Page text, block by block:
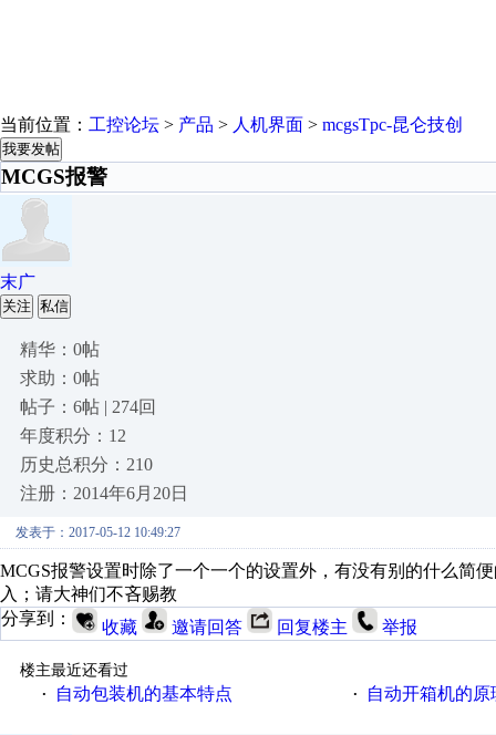
当前位置： 工控论坛 > 产品 > 人机界面 > mcgsTpc-昆仑技创
我要发帖
MCGS报警
末广
关注 私信
精华：0帖
求助：0帖
帖子：6帖 | 274回
年度积分：12
历史总积分：210
注册：2014年6月20日
发表于：2017-05-12 10:49:27
MCGS报警设置时除了一个一个的设置外，有没有别的什么简
入；请大神们不吝赐教
分享到：
收藏 邀请回答 回复楼主 举报
楼主最近还看过
·
自动包装机的基本特点 · 自动开箱机的原